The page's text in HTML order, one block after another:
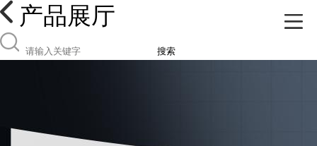
产品展厅
搜索